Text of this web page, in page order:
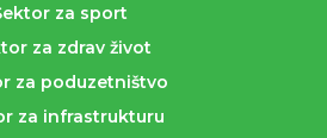
za sport
za zdrav život
za poduzetništvo
za infrastrukturu